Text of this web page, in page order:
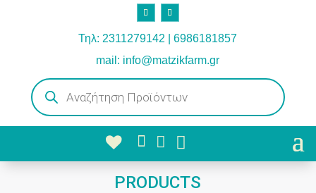
Τηλ: 2311279142 | 6986181857
mail: info@matzikfarm.gr
Products
search
  
PRODUCTS